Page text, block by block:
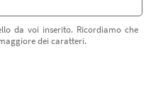
da voi inserito. Ricordiamo che
dei caratteri.